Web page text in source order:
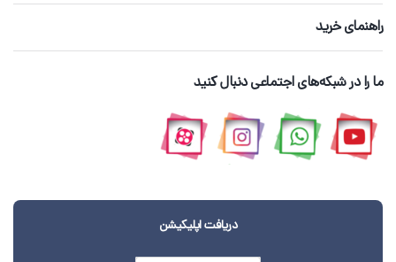
راهنمای خرید
ما را در شبکه‌های اجتماعی دنبال کنید
دریافت اپلیکیشن